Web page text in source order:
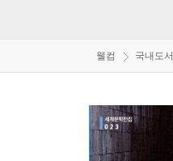
웰컴 국내도서